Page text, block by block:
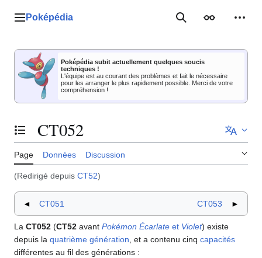
Menu principal
Poképédia RechercherApparence
Poképédia subit actuellement quelques soucis
techniques !
L'équipe est au courant des problèmes et fait le nécessaire
pour les arranger le plus rapidement possible. Merci de votre
compréhension !
Basculer la table des matières
CT052
Page Données Discussion
(Redirigé depuis CT52)
◄ CT051 CT053 ►
La CT052 (CT52 avant Pokémon Écarlate et Violet) existe
depuis la quatrième génération , et a contenu cinq capacités
différentes au fil des générations :